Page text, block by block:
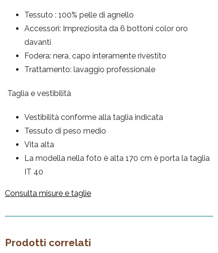
Tessuto : 100% pelle di agnello
Accessori: Impreziosita da 6 bottoni color oro
davanti
Fodera: nera, capo interamente rivestito
Trattamento: lavaggio professionale
Taglia e vestibilità
Vestibilità conforme alla taglia indicata
Tessuto di peso medio
Vita alta
La modella nella foto è alta 170 cm è porta la taglia
IT 40
Consulta misure e taglie
Prodotti correlati